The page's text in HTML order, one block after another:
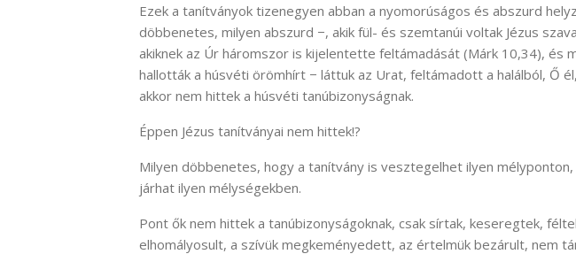
Ezek a tanítványok tizenegyen abban a nyomorúságos és abszurd
döbbenetes, milyen abszurd −, akik fül- és szemtanúi voltak Jézus
akiknek az Úr háromszor is kijelentette feltámadását (Márk 10,34), és
hallották a húsvéti örömhírt − láttuk az Urat, feltámadott a halálból, Ő
akkor nem hittek a húsvéti tanúbizonyságnak.
Éppen Jézus tanítványai nem hittek!?
Milyen döbbenetes, hogy a tanítvány is vesztegelhet ilyen mélyponton,
járhat ilyen mélységekben.
Pont ők nem hittek a tanúbizonyságoknak, csak sírtak, keseregtek,
elhomályosult, a szívük megkeményedett, az értelmük bezárult, nem